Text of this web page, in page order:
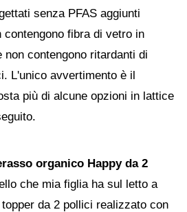
senza PFAS aggiunti
contengono fibra di vetro in
non contengono ritardanti di
L'unico avvertimento è il
più di alcune opzioni in lattice
organico Happy da 2
che mia figlia ha sul letto a
da 2 pollici realizzato con